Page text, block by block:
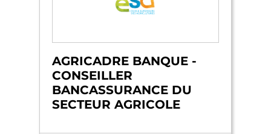
AGRICADRE BANQUE -
CONSEILLER
BANCASSURANCE DU
SECTEUR AGRICOLE